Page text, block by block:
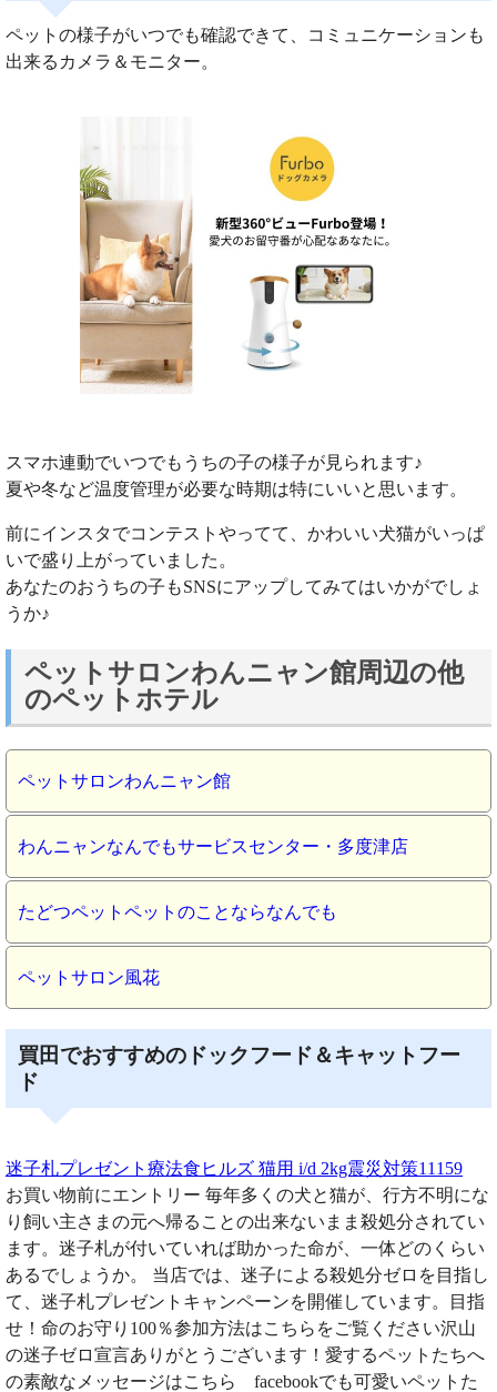
ペットの様子がいつでも確認できて、コミュニケーションも
出来るカメラ＆モニター。
スマホ連動でいつでもうちの子の様子が見られます♪
夏や冬など温度管理が必要な時期は特にいいと思います。
前にインスタでコンテストやってて、かわいい犬猫がいっぱ
いで盛り上がっていました。
あなたのおうちの子もSNSにアップしてみてはいかがでしょ
うか♪
ペットサロンわんニャン館周辺の他
のペットホテル
ペットサロンわんニャン館
わんニャンなんでもサービスセンター・多度津店
たどつペットペットのことならなんでも
ペットサロン風花
買田でおすすめのドックフード＆キャットフー
ド
迷子札プレゼント療法食ヒルズ 猫用 i/d 2kg震災対策11159
お買い物前にエントリー 毎年多くの犬と猫が、行方不明にな
り飼い主さまの元へ帰ることの出来ないまま殺処分されてい
ます。迷子札が付いていれば助かった命が、一体どのくらい
あるでしょうか。 当店では、迷子による殺処分ゼロを目指し
て、迷子札プレゼントキャンペーンを開催しています。目指
せ！命のお守り100％参加方法はこちらをご覧ください沢山
の迷子ゼロ宣言ありがとうございます！愛するペットたちへ
の素敵なメッセージはこちら facebookでも可愛いペットた